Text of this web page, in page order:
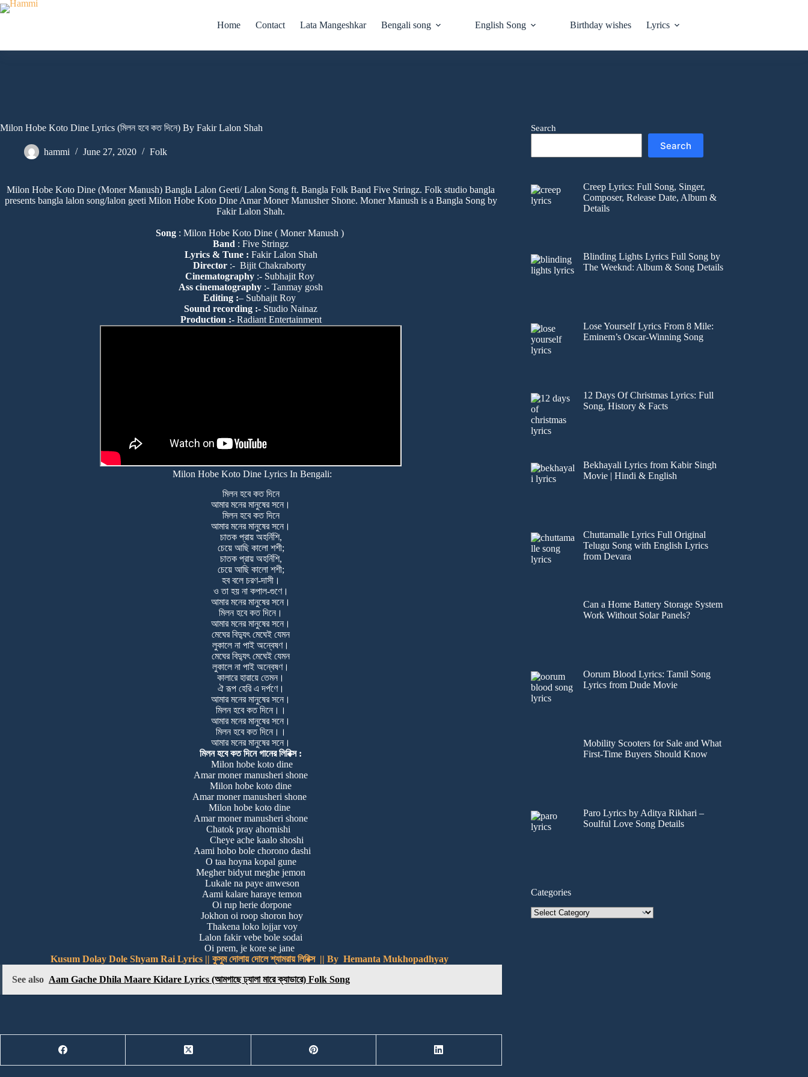
Skip
to
Home Contact Lata Mangeshkar Bengali song English Song Birthday wishes Lyrics
Milon Hobe Koto Dine Lyrics (মিলন হবে কত দিনে) By Fakir Lalon Shah
hammi June 27, 2020 Folk
Milon Hobe Koto Dine (Moner Manush) Bangla Lalon Geeti/ Lalon Song ft. Bangla Folk Band Five Stringz. Folk studio bangla
presents bangla lalon song/lalon geeti Milon Hobe Koto Dine Amar Moner Manusher Shone. Moner Manush is a Bangla Song by
Fakir Lalon Shah.
Song : Milon Hobe Koto Dine ( Moner Manush )
Band : Five Stringz
Lyrics & Tune : Fakir Lalon Shah
Director :- Bijit Chakraborty
Cinematography :- Subhajit Roy
Ass cinematography :- Tanmay gosh
Editing :– Subhajit Roy
Sound recording :- Studio Nainaz
Production :- Radiant Entertainment
Milon Hobe Koto Dine Lyrics In Bengali:
মিলন হবে কত দিনে
আমার মনের মানুষের সনে।
মিলন হবে কত দিনে
আমার মনের মানুষের সনে।
চাতক প্রায় অহর্নিশি,
চেয়ে আছি কালো শশী;
চাতক প্রায় অহর্নিশি,
চেয়ে আছি কালো শশী;
হব বলে চরণ-দাসী।
ও তা হয় না কপাল-গুণে।
আমার মনের মানুষের সনে।
মিলন হবে কত দিনে।
আমার মনের মানুষের সনে।
মেঘের বিদ্যুৎ মেঘেই যেমন
লুকালে না পাই অন্বেষণ।
মেঘের বিদ্যুৎ মেঘেই যেমন
লুকালে না পাই অন্বেষণ।
কালারে হারায়ে তেমন।
ঐ রূপ হেরি এ দর্পণে।
আমার মনের মানুষের সনে।
মিলন হবে কত দিনে।।
আমার মনের মানুষের সনে।
মিলন হবে কত দিনে।।
আমার মনের মানুষের সনে।
মিলন হবে কত দিনে গানের লিরিক্স :
Milon hobe koto dine
Amar moner manusheri shone
Milon hobe koto dine
Amar moner manusheri shone
Milon hobe koto dine
Amar moner manusheri shone
Chatok pray ahornishi
Cheye ache kaalo shoshi
Aami hobo bole chorono dashi
O taa hoyna kopal gune
Megher bidyut meghe jemon
Lukale na paye anweson
Aami kalare haraye temon
Oi rup herie dorpone
Jokhon oi roop shoron hoy
Thakena loko lojjar voy
Lalon fakir vebe bole sodai
Oi prem, je kore se jane
Kusum Dolay Dole Shyam Rai Lyrics || কুসুম দোলায় দোলে শ্যামরায় লিরিক্স || By Hemanta Mukhopadhyay
See also Aam Gache Dhila Maare Kidare Lyrics (আমগাছে ঢ্যালা মারে ক্যাডারে) Folk Song
Search
Search
Creep Lyrics: Full Song, Singer,
Composer, Release Date, Album &
Details
Blinding Lights Lyrics Full Song by
The Weeknd: Album & Song Details
Lose Yourself Lyrics From 8 Mile:
Eminem’s Oscar-Winning Song
12 Days Of Christmas Lyrics: Full
Song, History & Facts
Bekhayali Lyrics from Kabir Singh
Movie | Hindi & English
Chuttamalle Lyrics Full Original
Telugu Song with English Lyrics
from Devara
Can a Home Battery Storage System
Work Without Solar Panels?
Oorum Blood Lyrics: Tamil Song
Lyrics from Dude Movie
Mobility Scooters for Sale and What
First-Time Buyers Should Know
Paro Lyrics by Aditya Rikhari –
Soulful Love Song Details
Categories
Categories